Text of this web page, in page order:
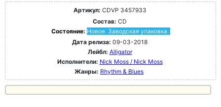
Артикул: CDVP 3457933
Состав: CD
Состояние: Новое. Заводская упаковка.
Дата релиза: 09-03-2018
Лейбл: Alligator
Исполнители: Nick Moss / Nick Moss
Жанры: Rhythm & Blues